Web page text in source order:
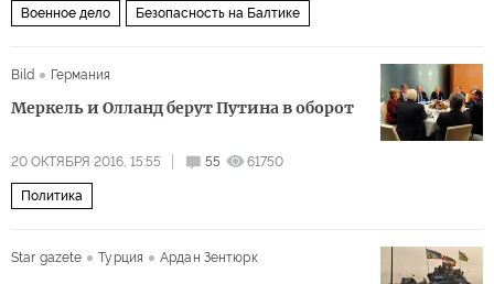
Военное дело Безопасность на Балтике
Bild Германия
Меркель и Олланд берут Путина в оборот
20 ОКТЯБРЯ 2016, 15:55 55 61750
Политика
Star gazete Турция Ардан Зентюрк